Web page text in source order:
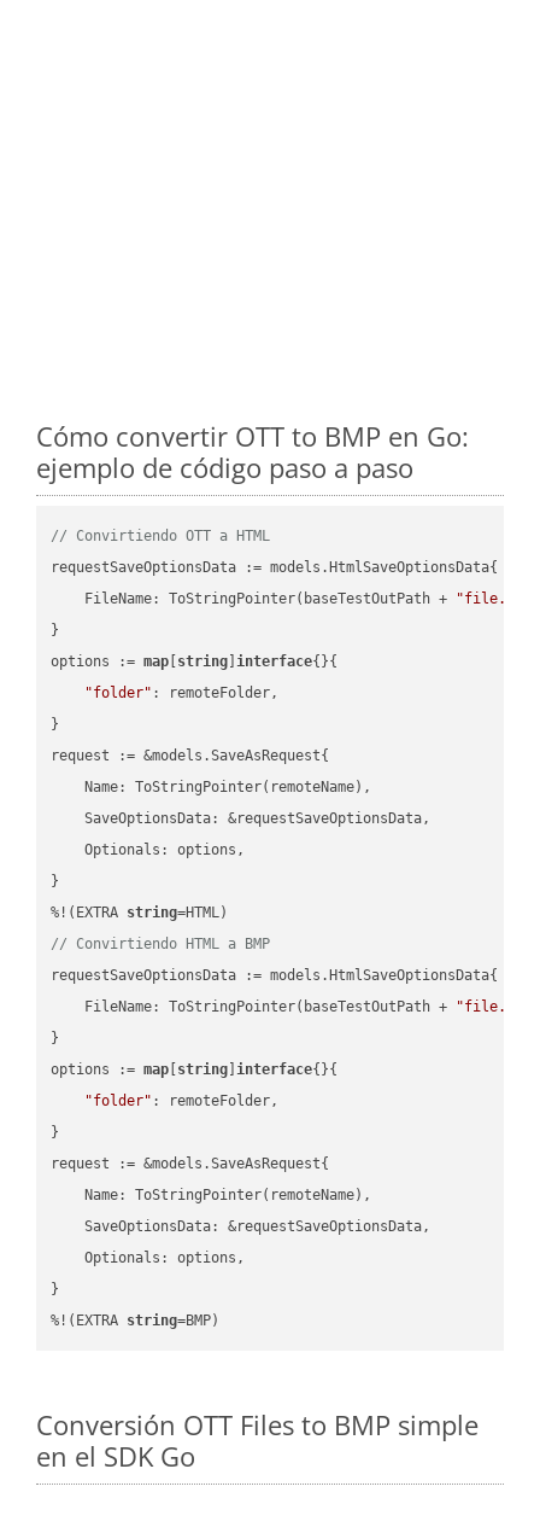
Cómo convertir OTT to BMP en Go:
ejemplo de código paso a paso
// Convirtiendo OTT a HTML
requestSaveOptionsData := models.HtmlSaveOptionsData{
    FileName: ToStringPointer(baseTestOutPath +
"file.OTT"
}
options := map string ]interface{}{
"folder" : remoteFolder,
}
request := &models.SaveAsRequest{
    Name: ToStringPointer(remoteName),
    SaveOptionsData: &requestSaveOptionsData,
    Optionals: options,
}
%!(EXTRA string
// Convirtiendo HTML a BMP
requestSaveOptionsData := models.HtmlSaveOptionsData{
    FileName: ToStringPointer(baseTestOutPath +
}
options := map string ]interface{}{
"folder" : remoteFolder,
}
request := &models.SaveAsRequest{
    Name: ToStringPointer(remoteName),
    SaveOptionsData: &requestSaveOptionsData,
    Optionals: options,
}
%!(EXTRA string=BMP)
Conversión OTT Files to BMP simple
en el SDK Go